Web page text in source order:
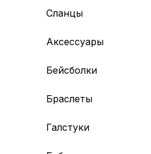
Сланцы
Аксессуары
Бейсболки
Браслеты
Галстуки